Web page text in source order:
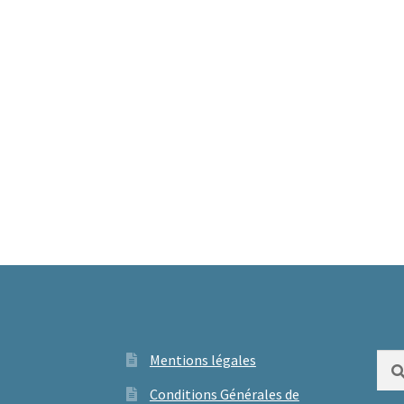
Mentions légales
Conditions Générales de